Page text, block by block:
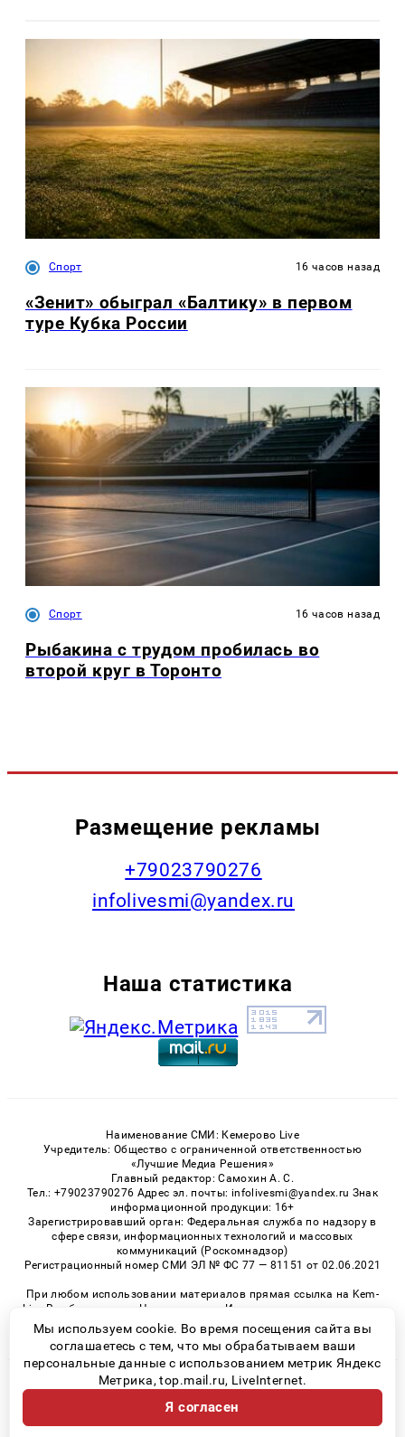
Спорт 16 часов назад
«Зенит» обыграл «Балтику» в первом
туре Кубка России
Спорт 16 часов назад
Рыбакина с трудом пробилась во
второй круг в Торонто
Размещение рекламы
+79023790276
infolivesmi@yandex.ru
Наша статистика
Наименование СМИ: Кемерово Live
Учредитель: Общество с ограниченной ответственностью
«Лучшие Медиа Решения»
Главный редактор: Самохин А. С.
Тел.: +79023790276 Адрес эл. почты: infolivesmi@yandex.ru Знак
информационной продукции: 16+
Зарегистрировавший орган: Федеральная служба по надзору в
сфере связи, информационных технологий и массовых
коммуникаций (Роскомнадзор)
Регистрационный номер СМИ ЭЛ № ФС 77 — 81151 от 02.06.2021
При любом использовании материалов прямая ссылка на Kem-
Live.Ru обязательна. Цитирование в Интернете возможно только
при наличии письменного разрешения.
© 2026 «Kem-Live» | Все права защищены
Возрастная категория сайта 16+
Политика конфиденциальности
Мы используем cookie. Во время посещения сайта вы
соглашаетесь с тем, что мы обрабатываем ваши
персональные данные с использованием метрик Яндекс
Метрика, top.mail.ru, LiveInternet.
Я согласен